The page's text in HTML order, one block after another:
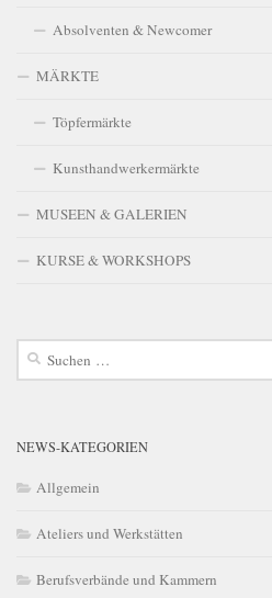
Absolventen & Newcomer
MÄRKTE
Töpfermärkte
Kunsthandwerkermärkte
MUSEEN & GALERIEN
KURSE & WORKSHOPS
Suchen
NEWS-KATEGORIEN
Allgemein
Ateliers und Werkstätten
Berufsverbände und Kammern